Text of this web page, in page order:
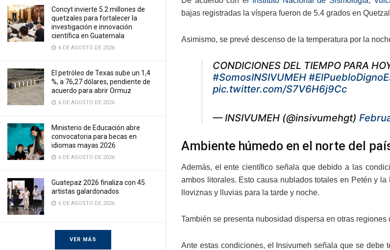
Concyt invierte 5.2 millones de
quetzales para fortalecer la
investigación e innovación
científica en Guatemala
6 DE AGOSTO DE 2026
El petróleo de Texas sube un 1,4
%, a 76,27 dólares, pendiente de
acuerdo para abrir Ormuz
6 DE AGOSTO DE 2026
Ministerio de Educación abre
convocatoria para becas en
idiomas mayas 2026
6 DE AGOSTO DE 2026
Guatepaz 2026 finaliza con 45
artistas galardonados
6 DE AGOSTO DE 2026
VER MÁS
bajas registradas la víspera fueron de 5.4 grados en
Asimismo, se prevé descenso de la temperatura por la
CONDICIONES DEL TIEMPO PARA
#SomosINSIVUMEH
pic.twitter.com/S7V6H6j9Cc
— INSIVUMEH (@insivumehgt)
Ambiente húmedo en el norte del
Además, el ente científico señala que debido a las
ambos litorales. Esto causa nublados totales en Petén y
lloviznas y lluvias para la tarde y noche.
También se presenta nubosidad dispersa en otras
Ante estas condiciones, el Insivumeh señala que se debe